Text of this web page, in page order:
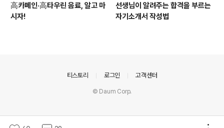
高카페인·高타우린 음료, 알고 마
시자!
선생님이 알려주는 합격을 부르는
자기소개서 작성법
티스토리 로그인 고객센터
© Daum Corp.